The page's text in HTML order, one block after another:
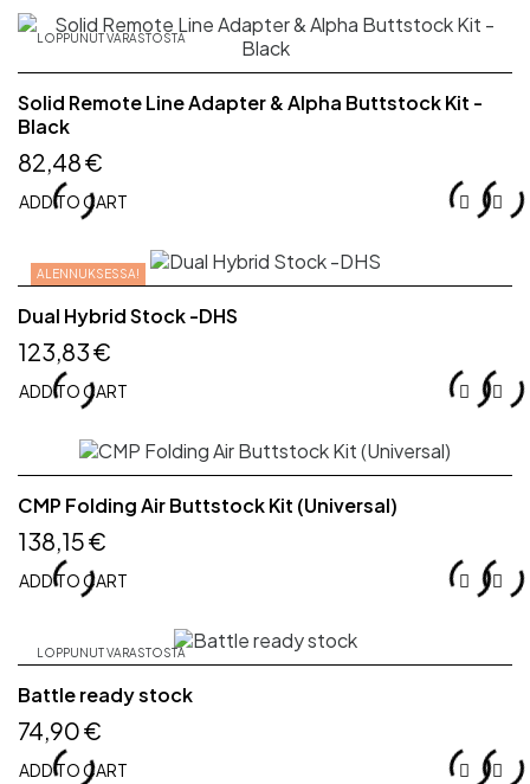
LOPPUNUT VARASTOSTA
Solid Remote Line Adapter & Alpha Buttstock Kit -
Black
82,48 €
ADD TO CART  
ALENNUKSESSA!
Dual Hybrid Stock -DHS
123,83 €
ADD TO CART  
CMP Folding Air Buttstock Kit (Universal)
138,15 €
ADD TO CART  
LOPPUNUT VARASTOSTA
Battle ready stock
74,90 €
ADD TO CART  